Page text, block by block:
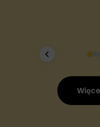
chevron_left